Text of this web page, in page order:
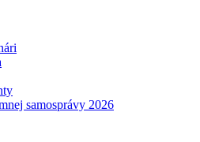
samosprávy 2026